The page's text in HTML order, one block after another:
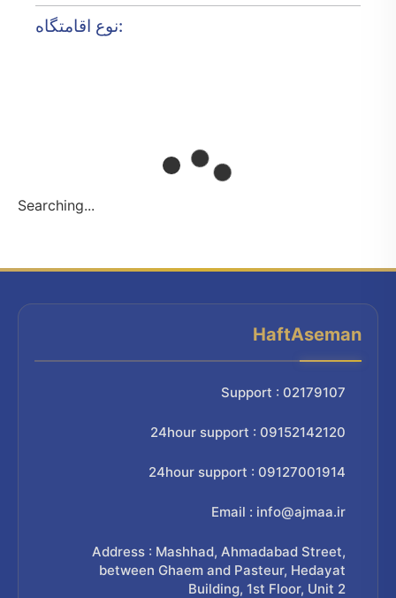
نوع اقامتگاه:
Searching...
HaftAseman
Support : 02179107
24hour support : 09152142120
24hour support : 09127001914
Email : info@ajmaa.ir
Address : Mashhad, Ahmadabad Street,
between Ghaem and Pasteur, Hedayat
Building, 1st Floor, Unit 2